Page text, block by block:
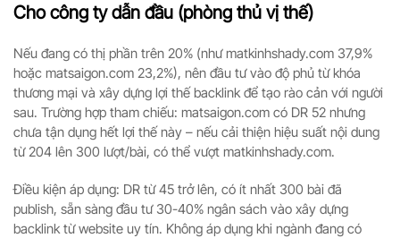
Cho công ty dẫn đầu (phòng thủ vị thế)
Nếu đang có thị phần trên 20% (như matkinhshady.com 37,9%
hoặc matsaigon.com 23,2%), nên đầu tư vào độ phủ từ khóa
thương mại và xây dựng lợi thế backlink để tạo rào cản với người
sau. Trường hợp tham chiếu: matsaigon.com có DR 52 nhưng
chưa tận dụng hết lợi thế này – nếu cải thiện hiệu suất nội dung
từ 204 lên 300 lượt/bài, có thể vượt matkinhshady.com.
Điều kiện áp dụng: DR từ 45 trở lên, có ít nhất 300 bài đã
publish, sẵn sàng đầu tư 30-40% ngân sách vào xây dựng
backlink từ website uy tín. Không áp dụng khi ngành đang có